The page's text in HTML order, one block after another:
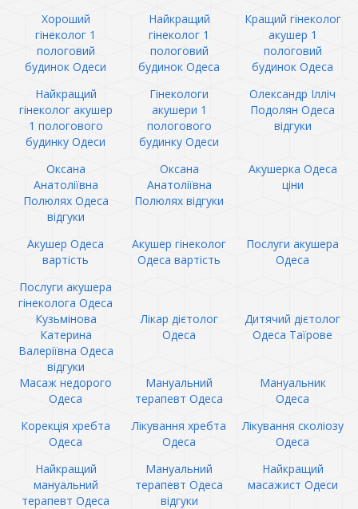
Хороший
гінеколог 1
пологовий
будинок Одеси
Найкращий
гінеколог 1
пологовий
будинок Одеса
Кращий гінеколог
акушер 1
пологовий
будинок Одеса
Найкращий
гінеколог акушер
1 пологового
будинку Одеси
Гінекологи
акушери 1
пологового
будинку Одеси
Олександр Ілліч
Подолян Одеса
відгуки
Оксана
Анатоліївна
Полюлях Одеса
відгуки
Оксана
Анатоліївна
Полюлях відгуки
Акушерка Одеса
ціни
Акушер Одеса
вартість
Акушер гінеколог
Одеса вартість
Послуги акушера
Одеса
Послуги акушера
гінеколога Одеса
Кузьмінова
Катерина
Валеріївна Одеса
відгуки
Лікар дієтолог
Одеса
Дитячий дієтолог
Одеса Таїрове
Масаж недорого
Одеса
Мануальний
терапевт Одеса
Мануальник
Одеса
Корекція хребта
Одеса
Лікування хребта
Одеса
Лікування сколіозу
Одеса
Найкращий
мануальний
терапевт Одеса
Мануальний
терапевт Одеса
відгуки
Найкращий
масажист Одеси